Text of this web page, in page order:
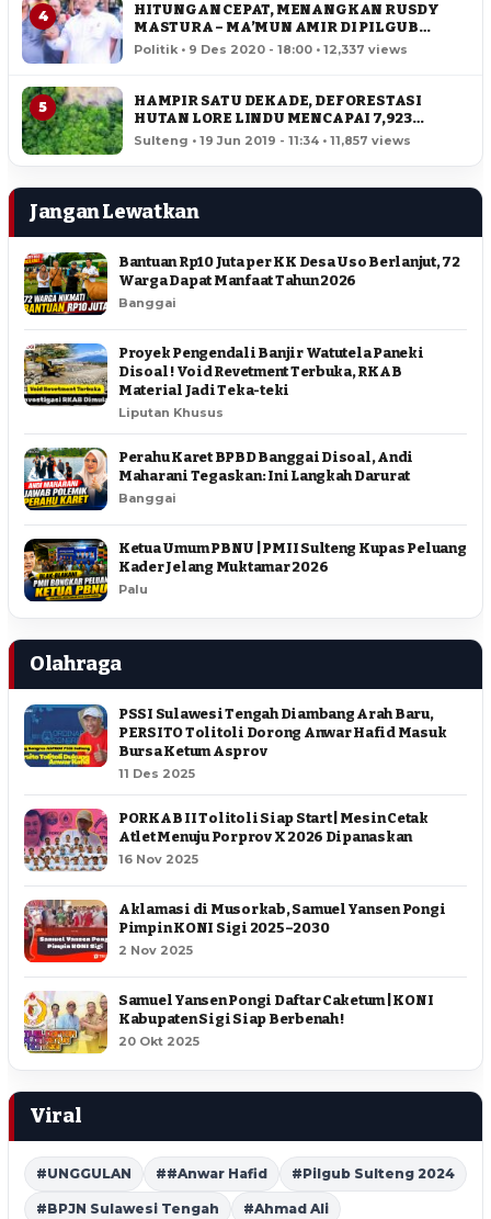
4
HITUNGAN CEPAT, MENANGKAN RUSDY
MASTURA – MA’MUN AMIR DI PILGUB
SULTENG
Politik • 9 Des 2020 - 18:00 • 12,337 views
5
HAMPIR SATU DEKADE, DEFORESTASI
HUTAN LORE LINDU MENCAPAI 7,923
HEKTAR
Sulteng • 19 Jun 2019 - 11:34 • 11,857 views
Jangan Lewatkan
Bantuan Rp10 Juta per KK Desa Uso Berlanjut, 72
Warga Dapat Manfaat Tahun 2026
Banggai
Proyek Pengendali Banjir Watutela Paneki
Disoal ! Void Revetment Terbuka, RKAB
Material Jadi Teka-teki
Liputan Khusus
Perahu Karet BPBD Banggai Disoal, Andi
Maharani Tegaskan: Ini Langkah Darurat
Banggai
Ketua Umum PBNU | PMII Sulteng Kupas Peluang
Kader Jelang Muktamar 2026
Palu
Olahraga
PSSI Sulawesi Tengah Diambang Arah Baru,
PERSITO Tolitoli Dorong Anwar Hafid Masuk
Bursa Ketum Asprov
11 Des 2025
PORKAB II Tolitoli Siap Start | Mesin Cetak
Atlet Menuju Porprov X 2026 Dipanaskan
16 Nov 2025
Aklamasi di Musorkab, Samuel Yansen Pongi
Pimpin KONI Sigi 2025–2030
2 Nov 2025
Samuel Yansen Pongi Daftar Caketum | KONI
Kabupaten Sigi Siap Berbenah !
20 Okt 2025
Viral
#UNGGULAN ##Anwar Hafid #Pilgub Sulteng 2024
#BPJN Sulawesi Tengah #Ahmad Ali